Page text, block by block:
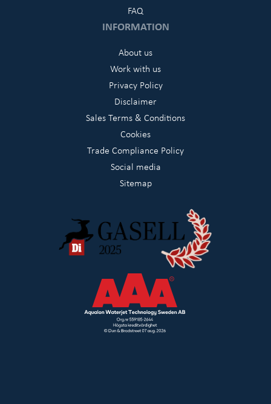
FAQ
INFORMATION
About us
Work with us
Privacy Policy
Disclaimer
Sales Terms & Conditions
Cookies
Trade Compliance Policy
Social media
Sitemap